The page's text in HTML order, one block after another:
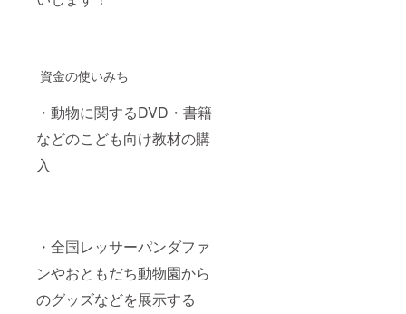
資金の使いみち
・動物に関するDVD・書籍
などのこども向け教材の購
入
・全国レッサーパンダファ
ンやおともだち動物園から
のグッズなどを展示する